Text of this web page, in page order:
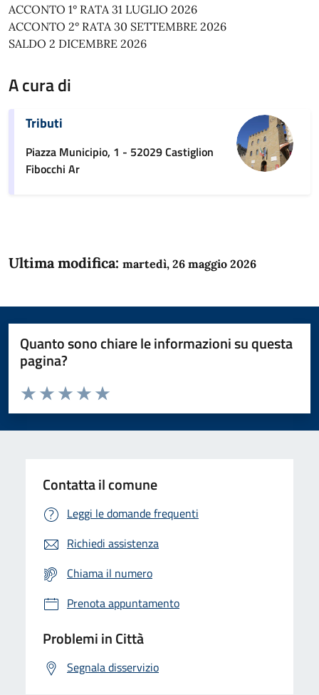
ACCONTO 1° RATA 31 LUGLIO 2026
ACCONTO 2° RATA 30 SETTEMBRE 2026
SALDO 2 DICEMBRE 2026
A cura di
Tributi
Piazza Municipio, 1 - 52029 Castiglion
Fibocchi Ar
Ultima modifica: martedì, 26 maggio 2026
Quanto sono chiare le informazioni su questa
pagina?
Domanda
Valuta da 1 a 5 stelle la pagina
Valuta 5 stelle su 5
Valuta 4 stelle su 5
Valuta 3 stelle su 5
Valuta 2 stelle su 5
Valuta 1 stelle su 5
Contatta il comune
Leggi le domande frequenti
Richiedi assistenza
Chiama il numero
Prenota appuntamento
Problemi in Città
Segnala disservizio